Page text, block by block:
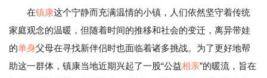
在镇康这个宁静而充满温情的小镇，人们依然坚守着传统
家庭观念的温暖，但随着时间的推移和社会的变迁，离异带娃
的单身父母在寻找新伴侣时也面临着诸多挑战。为了更好地帮
助这一群体，镇康当地近期兴起了一股“公益相亲”的暖流，旨在